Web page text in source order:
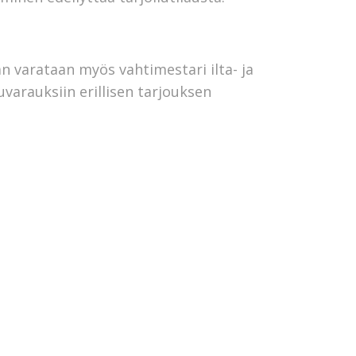
varataan myös vahtimestari ilta- ja
erillisen tarjouksen